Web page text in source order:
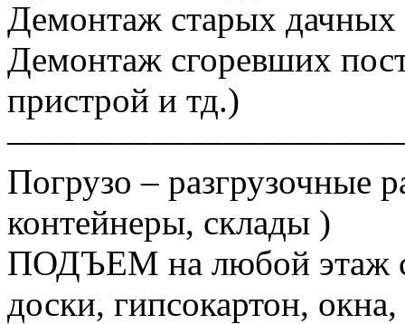
Демонтаж старых
Демонтаж сгоревших
пристрой и тд.)
Погрузо – разгрузочные
контейнеры, склады )
ПОДЪЕМ на любой этаж
доски, гипсокартон,